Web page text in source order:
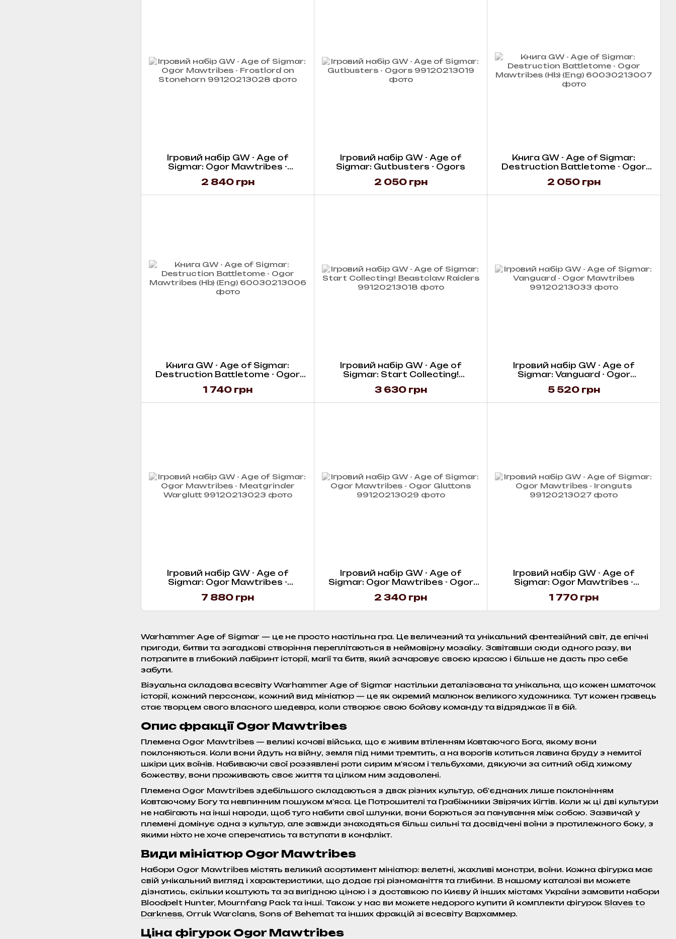
Warhammer Age of Sigmar — це не просто настільна гра. Це величезний та унікальний фентезійний світ, де епічні
пригоди, битви та загадкові створіння переплітаються в неймовірну мозаїку. Завітавши сюди одного разу, ви
потрапите в глибокий лабіринт історії, магії та битв, який зачаровує своєю красою і більше не дасть про себе
забути.
Візуальна складова всесвіту Warhammer Age of Sigmar настільки деталізована та унікальна, що кожен шматочок
історії, кожний персонаж, кожний вид мініатюр — це як окремий малюнок великого художника. Тут кожен гравець
стає творцем свого власного шедевра, коли створює свою бойову команду та відряджає її в бій.
Опис фракції Ogor Mawtribes
Племена Ogor Mawtribes — великі кочові війська, що є живим втіленням Ковтаючого Бога, якому вони
поклоняються. Коли вони йдуть на війну, земля під ними тремтить, а на ворогів котиться лавина бруду з немитої
шкіри цих воїнів. Набиваючи свої роззявлені роти сирим м'ясом і тельбухами, дякуючи за ситний обід хижому
божеству, вони проживають своє життя та цілком ним задоволені.
Племена Ogor Mawtribes здебільшого складаються з двох різних культур, об'єднаних лише поклонінням
Ковтаючому Богу та невпинним пошуком м'яса. Це Потрошителі та Грабіжники Звірячих Кігтів. Коли ж ці дві культури
не набігають на інші народи, щоб туго набити свої шлунки, вони борються за панування між собою. Зазвичай у
племені домінує одна з культур, але завжди знаходяться більш сильні та досвідчені воїни з протилежного боку, з
якими ніхто не хоче сперечатись та вступати в конфлікт.
Види мініатюр Ogor Mawtribes
Набори Ogor Mawtribes містять великий асортимент мініатюр: велетні, жахливі монстри, воїни. Кожна фігурка має
свій унікальний вигляд і характеристики, що додає грі різноманіття та глибини. В нашому каталозі ви можете
дізнатись, скільки коштують та за вигідною ціною і з доставкою по Києву й інших містамх України замовити набори
Bloodpelt Hunter, Mournfang Pack та інші. Також у нас ви можете недорого купити й комплекти фігурок Slaves to
Darkness, Orruk Warclans, Sons of Behemat та інших фракцій зі всесвіту Вархаммер.
Ціна фігурок Ogor Mawtribes
Ігровий набір GW - Age of
Sigmar: Ogor Mawtribes -
2 840 грн
Ігровий набір GW - Age of
Sigmar: Gutbusters - Ogors
2 050 грн
Книга GW - Age of Sigmar:
Destruction Battletome - Ogor
2 050 грн
Книга GW - Age of Sigmar:
Destruction Battletome - Ogor
1 740 грн
Ігровий набір GW - Age of
Sigmar: Start Collecting!
3 630 грн
Ігровий набір GW - Age of
Sigmar: Vanguard - Ogor
5 520 грн
Ігровий набір GW - Age of
Sigmar: Ogor Mawtribes -
7 880 грн
Ігровий набір GW - Age of
Sigmar: Ogor Mawtribes - Ogor
2 340 грн
Ігровий набір GW - Age of
Sigmar: Ogor Mawtribes -
1 770 грн